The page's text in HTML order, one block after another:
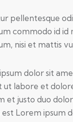
pellentesque
commodo id id
nisi et mattis
dolor sit
ut labore et
et justo duo
est Lorem ipsum